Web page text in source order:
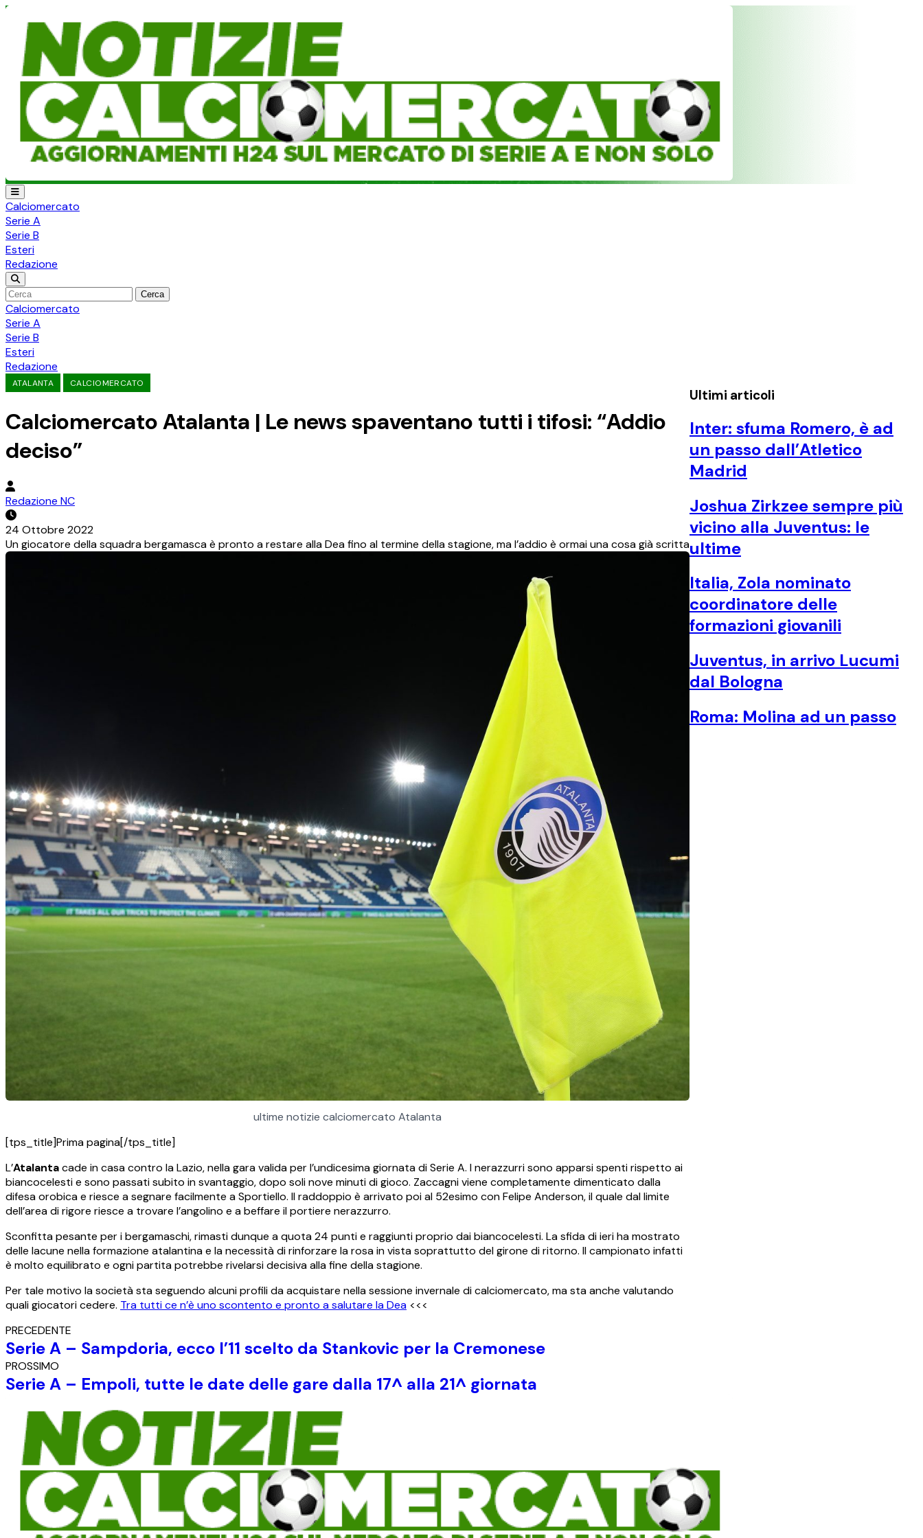
Calciomercato
Serie A
Serie B
Esteri
Redazione
Cerca
Calciomercato
Serie A
Serie B
Esteri
Redazione
ATALANTA CALCIOMERCATO
Calciomercato Atalanta | Le news spaventano tutti i tifosi: “Addio
deciso”
Redazione NC
24 Ottobre 2022
Un giocatore della squadra bergamasca è pronto a restare alla Dea fino al termine della stagione, ma l’addio è ormai una cosa già scritta
ultime notizie calciomercato Atalanta
[tps_title]Prima pagina[/tps_title]
L’Atalantacade in casa contro la Lazio, nella gara valida per l’undicesima giornata di Serie A. I nerazzurri sono apparsi spenti rispetto ai
biancocelesti e sono passati subito in svantaggio, dopo soli nove minuti di gioco. Zaccagni viene completamente dimenticato dalla
difesa orobica e riesce a segnare facilmente a Sportiello. Il raddoppio è arrivato poi al 52esimo con Felipe Anderson, il quale dal limite
dell’area di rigore riesce a trovare l’angolino e a beffare il portiere nerazzurro.
Sconfitta pesante per i bergamaschi, rimasti dunque a quota 24 punti e raggiunti proprio dai biancocelesti. La sfida di ieri ha mostrato
delle lacune nella formazione atalantina e la necessità di rinforzare la rosa in vista soprattutto del girone di ritorno. Il campionato infatti
è molto equilibrato e ogni partita potrebbe rivelarsi decisiva alla fine della stagione.
Per tale motivo la società sta seguendo alcuni profili da acquistare nella sessione invernale di calciomercato, ma sta anche valutando
quali giocatori cedere. Tra tutti ce n’è uno scontento e pronto a salutare la Dea <<<
PRECEDENTE
Serie A – Sampdoria, ecco l’11 scelto da Stankovic per la Cremonese
PROSSIMO
Serie A – Empoli, tutte le date delle gare dalla 17^ alla 21^ giornata
Ultimi articoli
Inter: sfuma Romero, è ad
un passo dall’Atletico
Madrid
Joshua Zirkzee sempre più
vicino alla Juventus: le
ultime
Italia, Zola nominato
coordinatore delle
formazioni giovanili
Juventus, in arrivo Lucumi
dal Bologna
Roma: Molina ad un passo